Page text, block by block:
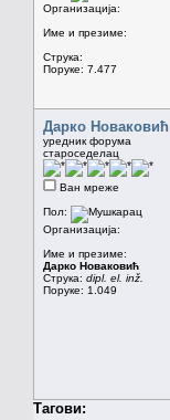
Организација:
Име и презиме:
Струка:
Поруке: 7.477
Дарко Новаковић
уредник форума
староседелац
Ван мреже
Пол:
Организација:
Име и презиме:
Дарко Новаковић
Струка: dipl. el. inž.
Поруке: 1.049
Тагови: